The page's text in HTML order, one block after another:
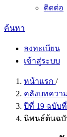
ติดต่อ
ค้นหา
ลงทะเบียน
เข้าสู่ระบบ
หน้าแรก /
คลังบทความ
ปีที่ 19 ฉบับ
นิพนธ์ต้นฉบั